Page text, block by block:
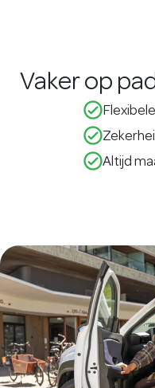
Vaker op
check_circle_outline
check_circle_outline
check_circle_outlineAltijd